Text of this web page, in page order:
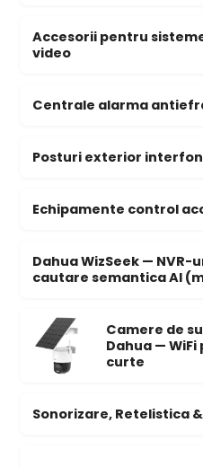
Accesorii pentru
video
Centrale alarma
Posturi exterior
Echipamente control
Dahua WizSeek — NVR-
cautare semantica AI
Camere de
Dahua —
curte
Sonorizare, Retelistica &